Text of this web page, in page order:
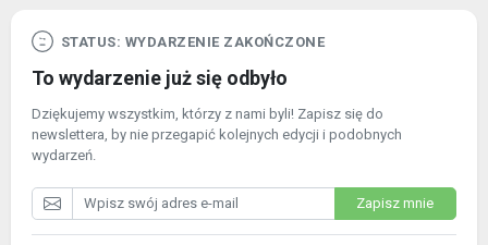
STATUS: WYDARZENIE ZAKOŃCZONE
To wydarzenie już się odbyło
Dziękujemy wszystkim, którzy z nami byli! Zapisz się do
newslettera, by nie przegapić kolejnych edycji i podobnych
wydarzeń.
Zapisz mnie